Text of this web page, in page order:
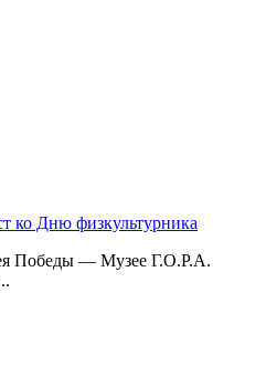
ко Дню физкультурника
Победы — Музее Г.О.Р.А.